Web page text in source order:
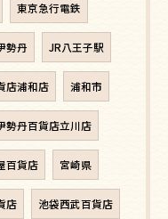
東京急行電鉄
勢丹 JR八王子駅
店浦和店 浦和市
勢丹百貨店立川店
百貨店 宮崎県
店 池袋西武百貨店